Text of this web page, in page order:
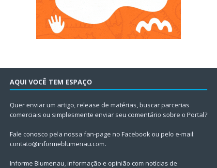
AQUI VOCÊ TEM ESPAÇO
Quer enviar um artigo, release de matérias, buscar parcerias
comerciais ou simplesmente enviar seu comentário sobre o Portal?
Fale conosco pela nossa fan-page no Facebook ou pelo e-mail:
contato@informeblumenau.com.
Informe Blumenau, informação e opinião com notícias de